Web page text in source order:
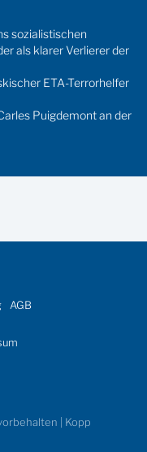
sozialistischen
als klarer Verlierer der
ETA-Terrorhelfer
Puigdemont an der
AGB
| Kopp